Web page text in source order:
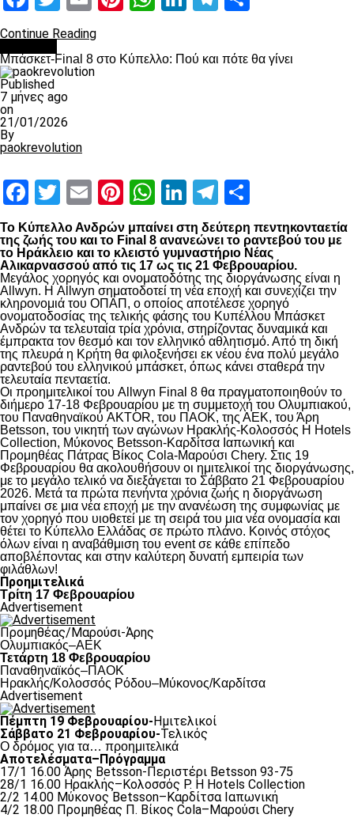
Continue Reading
Μπάσκετ-Final 8 στο Κύπελλο: Πού και πότε θα γίνει
Published
7 μήνες ago
on
21/01/2026
By
paokrevolution
Facebook
Twitter
EmailPinterest
WhatsApp
LinkedIn
Telegram
Το Κύπελλο Ανδρών μπαίνει στη δεύτερη πεντηκονταετία
της ζωής του και το Final 8 ανανεώνει το ραντεβού του με
το Ηράκλειο και το κλειστό γυμναστήριο Νέας
Αλικαρνασσού από τις 17 ως τις 21 Φεβρουαρίου.
Μεγάλος χορηγός και ονοματοδότης της διοργάνωσης είναι η
Allwyn. Η Allwyn σηματοδοτεί τη νέα εποχή και συνεχίζει την
κληρονομιά του ΟΠΑΠ, ο οποίος αποτέλεσε χορηγό
ονοματοδοσίας της τελικής φάσης του Κυπέλλου Μπάσκετ
Ανδρών τα τελευταία τρία χρόνια, στηρίζοντας δυναμικά και
έμπρακτα τον θεσμό και τον ελληνικό αθλητισμό. Από τη δική
της πλευρά η Κρήτη θα φιλοξενήσει εκ νέου ένα πολύ μεγάλο
ραντεβού του ελληνικού μπάσκετ, όπως κάνει σταθερά την
τελευταία πενταετία.
Οι προημιτελικοί του Allwyn Final 8 θα πραγματοποιηθούν το
διήμερο 17-18 Φεβρουαρίου με τη συμμετοχή του Ολυμπιακού,
του Παναθηναϊκού AKTOR, του ΠΑΟΚ, της ΑΕΚ, του Άρη
Betsson, του νικητή των αγώνων Ηρακλής-Κολοσσός H Hotels
Collection, Μύκονος Betsson-Καρδίτσα Ιαπωνική και
Προμηθέας Πάτρας Βίκος Cola-Μαρούσι Chery. Στις 19
Φεβρουαρίου θα ακολουθήσουν οι ημιτελικοί της διοργάνωσης,
με το μεγάλο τελικό να διεξάγεται το Σάββατο 21 Φεβρουαρίου
2026. Μετά τα πρώτα πενήντα χρόνια ζωής η διοργάνωση
μπαίνει σε μια νέα εποχή με την ανανέωση της συμφωνίας με
τον χορηγό που υιοθετεί με τη σειρά του μια νέα ονομασία και
θέτει το Κύπελλο Ελλάδας σε πρώτο πλάνο. Κοινός στόχος
όλων είναι η αναβάθμιση του event σε κάθε επίπεδο
αποβλέποντας και στην καλύτερη δυνατή εμπειρία των
φιλάθλων!
Προημιτελικά
Τρίτη 17 Φεβρουαρίου
Advertisement
Προμηθέας/Μαρούσι-Άρης
Ολυμπιακός–ΑΕΚ
Τετάρτη 18 Φεβρουαρίου
Παναθηναϊκός–ΠΑΟΚ
Hρακλής/Κολοσσός Ρόδου–Μύκονος/Καρδίτσα
Advertisement
Πέμπτη 19 Φεβρουαρίου-Ημιτελικοί
Σάββατο 21 Φεβρουαρίου-Τελικός
Ο δρόμος για τα… προημιτελικά
Αποτελέσματα–Πρόγραμμα
17/1 16.00 Άρης Betsson-Περιστέρι Betsson 93-75
28/1 16.00 Ηρακλής–Κολοσσός Ρ. H Hotels Collection
2/2 14.00 Μύκονος Betsson–Καρδίτσα Ιαπωνική
4/2 18.00 Προμηθέας Π. Βίκος Cola–Μαρούσι Chery